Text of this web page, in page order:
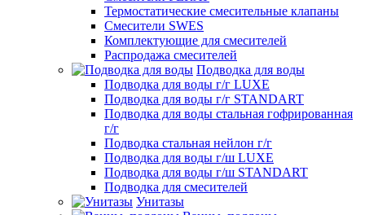
Термостатические смесительные клапаны
Смесители SWES
Комплектующие для смесителей
Распродажа смесителей
Подводка для воды
Подводка для воды г/г LUXE
Подводка для воды г/г STANDART
Подводка для воды стальная гофрированная
г/г
Подводка стальная нейлон г/г
Подводка для воды г/ш LUXE
Подводка для воды г/ш STANDART
Подводка для смесителей
Унитазы